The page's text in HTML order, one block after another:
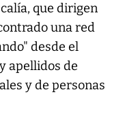
que dirigen
una red
desde el
apellidos de
y de personas